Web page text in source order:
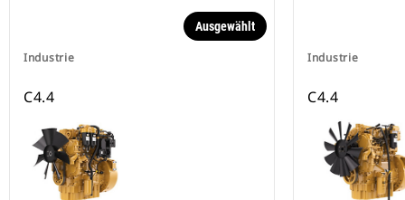
Industrie
Ausgewählt
C4.4
Industrie
C4.4